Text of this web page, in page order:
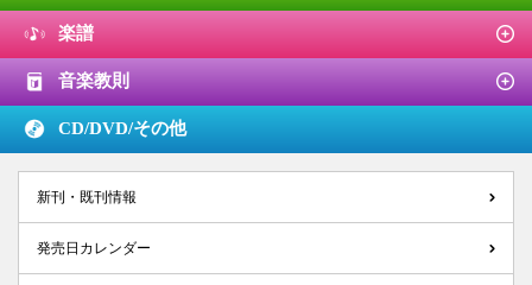
楽譜
音楽教則
CD/DVD/その他
新刊・既刊情報
発売日カレンダー